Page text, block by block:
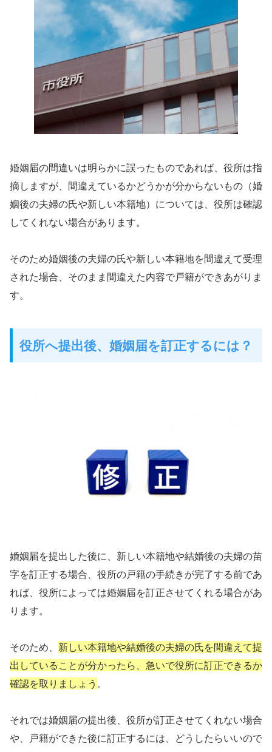
婚姻届の間違いは明らかに誤ったものであれば、役所は指
摘しますが、間違えているかどうかが分からないもの（婚
姻後の夫婦の氏や新しい本籍地）については、役所は確認
してくれない場合があります。
そのため婚姻後の夫婦の氏や新しい本籍地を間違えて受理
された場合、そのまま間違えた内容で戸籍ができあがりま
す。
役所へ提出後、 婚姻届を訂正するには？
婚姻届を提出した後に、新しい本籍地や結婚後の夫婦の苗
字を訂正する場合、役所の戸籍の手続きが完了する前であ
れば、役所によっては婚姻届を訂正させてくれる場合があ
ります。
そのため、 新しい本籍地や結婚後の夫婦の氏を間違えて提
出していることが分かったら、急いで役所に訂正できるか
確認を取りましょう 。
それでは婚姻届の提出後、役所が訂正させてくれない場合
や、戸籍ができた後に訂正するには、どうしたらいいので